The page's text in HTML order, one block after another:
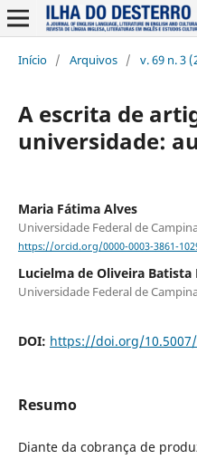
Início / Arquivos / v. 69 n. 3
A escrita de
universidade:
Maria Fátima Alves
Universidade Federal de
https://orcid.org/0000-0003-3861-
Lucielma de Oliveira Batista
Universidade Federal de
DOI: https://doi.org/10.5007/
Resumo
Diante da cobrança de